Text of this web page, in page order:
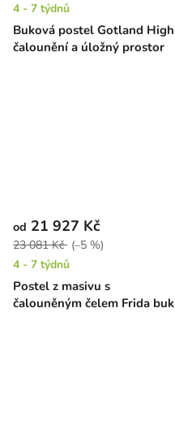
Buková postel Gotland High
čalounění a úložný prostor
4 - 7 týdnů
Postel z masivu s
čalouněným čelem Frida buk
od 21 927 Kč
23 081 Kč (–5 %)
4 - 7 týdnů